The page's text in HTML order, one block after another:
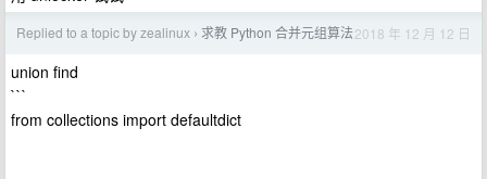
Replied to a topic by zealinux › 求教 Python 合并元组算法2018 年 12 月 12 日
union find
```
from collections import defaultdict